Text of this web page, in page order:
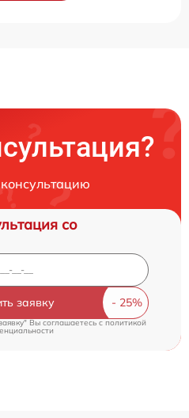
со
заявку
Вы соглашаетесь cполитикой